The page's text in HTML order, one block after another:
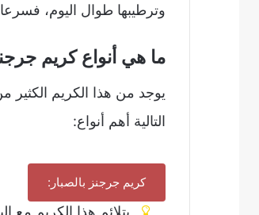
وترطيبها طوال اليوم،
ما هي أنواع كريم
يوجد من هذا الكريم الكثير
التالية أهم أنواع:
كريم جرجنز بالصبار: